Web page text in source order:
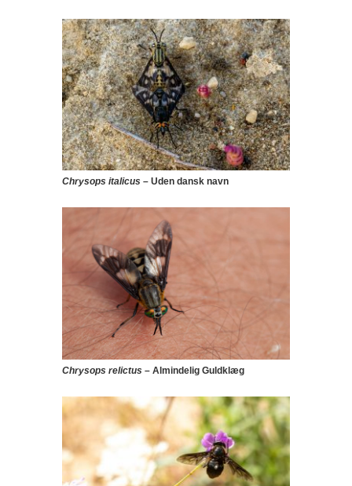
Chrysops italicus – Uden dansk navn
Chrysops relictus – Almindelig Guldklæg